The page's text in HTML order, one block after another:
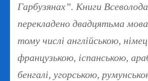
Гарбузянах”. Книги
перекладено двадцятьма
тому числі англійською,
французькою, іспанською,
бенгалі, угорською,